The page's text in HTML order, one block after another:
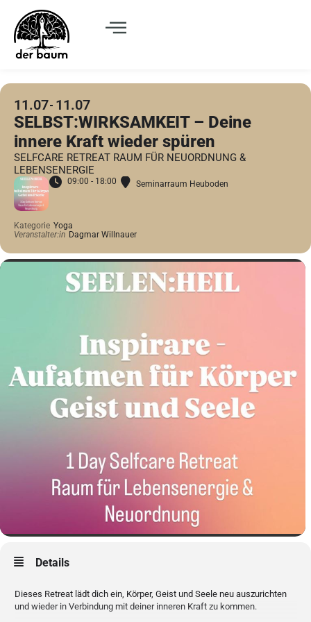
11.07 11.07
SELBST:WIRKSAMKEIT – Deine
innere Kraft wieder spüren
SELFCARE RETREAT RAUM FÜR NEUORDNUNG &
LEBENSENERGIE
09:00 - 18:00 Seminarraum Heuboden
Kategorie Yoga
Veranstalter:in Dagmar Willnauer
Details
Dieses Retreat lädt dich ein, Körper, Geist und Seele neu auszurichten
und wieder in Verbindung mit deiner inneren Kraft zu kommen.